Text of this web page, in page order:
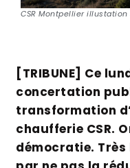
CSR Montpellier
[TRIBUNE] Ce
concertation
transformation
chaufferie CSR.
démocratie. Très